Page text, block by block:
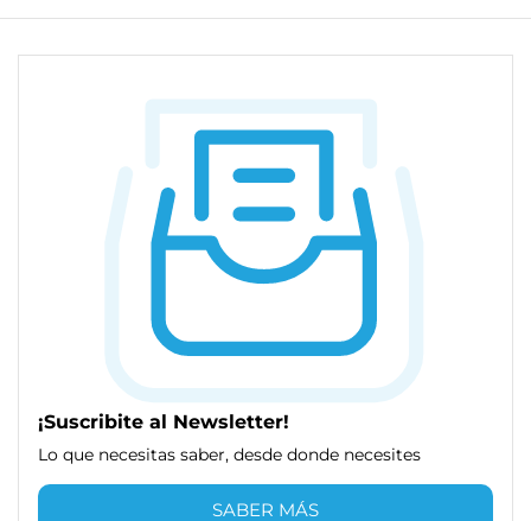
¡Suscribite al Newsletter!
Lo que necesitas saber, desde donde necesites
SABER MÁS